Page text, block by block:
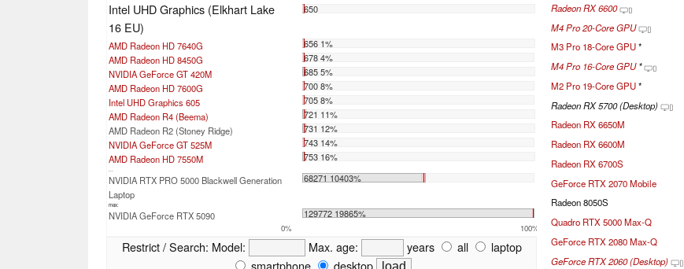
Intel UHD Graphics (Elkhart Lake
16 EU)
650
AMD Radeon HD 7640G
656 1%
AMD Radeon HD 8450G
678 4%
NVIDIA GeForce GT 420M
685 5%
AMD Radeon HD 7600G
700 8%
Intel UHD Graphics 605
705 8%
AMD Radeon R4 (Beema)
721 11%
AMD Radeon R2 (Stoney Ridge)
731 12%
NVIDIA GeForce GT 525M
743 14%
AMD Radeon HD 7550M
753 16%
...
NVIDIA RTX PRO 5000 Blackwell Generation
Laptop
68271 10403%
max:
NVIDIA GeForce RTX 5090 129772 19865%
0% 100%
Restrict / Search: Model: Max. age: years all
laptop
smartphone
desktop
Radeon RX 6600
M4 Pro 20-Core GPU
M3 Pro 18-Core GPU*
M4 Pro 16-Core GPU*
M2 Pro 19-Core GPU*
Radeon RX 5700 (Desktop)
Radeon RX 6650M
Radeon RX 6600M
Radeon RX 6700S
GeForce RTX 2070 Mobile
Radeon 8050S
Quadro RTX 5000 Max-Q
GeForce RTX 2080 Max-Q
GeForce RTX 2060 (Desktop)